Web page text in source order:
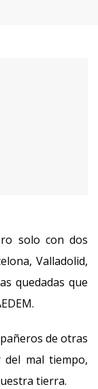
solo con dos
Valladolid,
quedadas que
de otras
del mal tiempo,
tierra.